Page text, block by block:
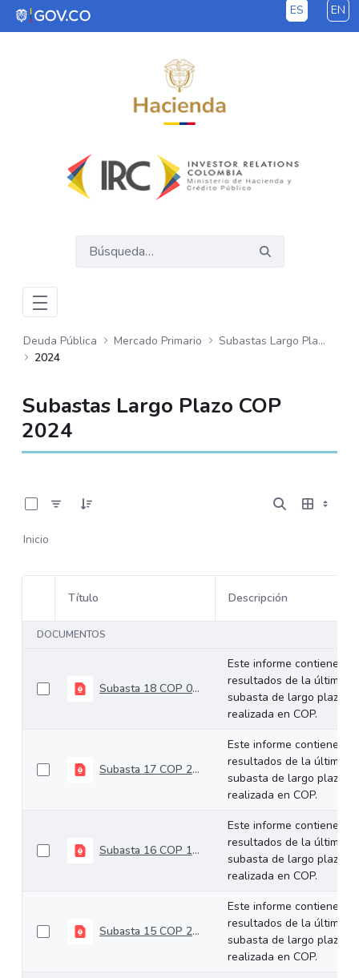
Saltar al contenido principal ES EN
Deuda Pública Mercado Primario
Subastas Largo Plazo - COP
2024
Subastas Largo Plazo COP
2024
Inicio
Selección del elemento
Título Descripción
DOCUMENTOS
Subasta 18 COP 09-10-2024
Este informe contiene los
resultados de la última
subasta de largo plazo
realizada en COP.
Subasta 17 COP 25-09-2024
Este informe contiene los
resultados de la última
subasta de largo plazo
realizada en COP.
Subasta 16 COP 11-09-2024
Este informe contiene los
resultados de la última
subasta de largo plazo
realizada en COP.
Subasta 15 COP 28-08-2024
Este informe contiene los
resultados de la última
subasta de largo plazo
realizada en COP.